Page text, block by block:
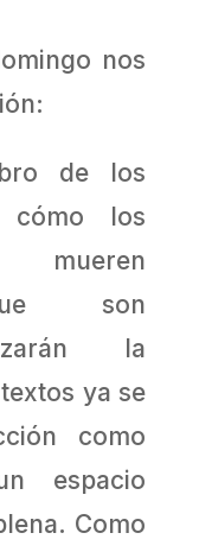
nos
de los
cómo los
mueren
son
la
ya se
como
espacio
Como